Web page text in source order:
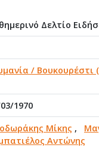
Δελτίο
/ Βουκουρέστι
1970
Μίκης ,
Αντώνης